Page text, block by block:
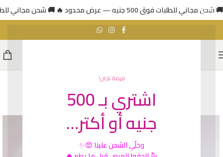
فرصة تجنن!
اشتري بـ 500
جنيه أو أكتر…
وخلّيالشحن علينا😍✨
🚚 شحن مجاني للطلبات فوق 500 جنيه — عرض محدود 🔥 🚚 شحن مجاني للطلبات فوق 500